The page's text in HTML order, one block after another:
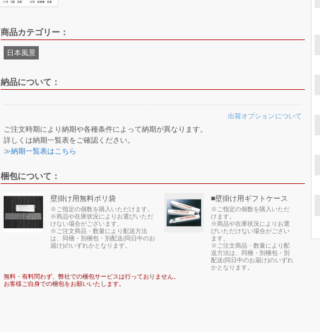
商品カテゴリー：
日本風景
納品について：
出荷オプションについて
ご注文時期により納期や各種条件によって納期が異なります。
詳しくは納期一覧表をご確認ください。
≫納期一覧表はこちら
梱包について：
壁掛け用無料ポリ袋
※ご指定の個数を購入いただけます。
※商品や在庫状況によりお選びいただ
けない場合がございます。
※ご注文商品・数量により配送方法
は、同梱・別梱包・別配送(同日中のお
届け)のいずれかとなります。
■壁掛け用ギフトケース
※ご指定の個数を購入いただ
けます。
※商品や在庫状況によりお選
びいただけない場合がござい
ます。
※ご注文商品・数量により配
送方法は、同梱・別梱包・別
配送(同日中のお届け)のいずれ
かとなります。
無料・有料問わず、弊社での梱包サービスは行っておりません。
お客様ご自身での梱包をお願いいたします。